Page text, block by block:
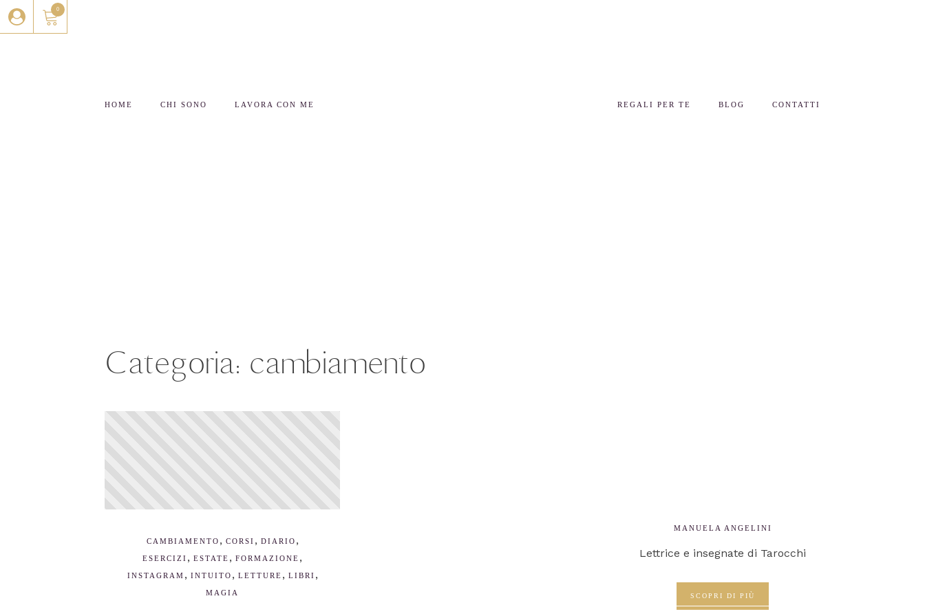
0
HOME CHI SONO LAVORA CON ME REGALI PER TE BLOG CONTATTI
Categoria: cambiamento
CAMBIAMENTO , CORSI , DIARIO ,
ESERCIZI , ESTATE , FORMAZIONE ,
INSTAGRAM , INTUITO , LETTURE , LIBRI ,
MAGIA
MANUELA ANGELINI
Lettrice e insegnate di Tarocchi
SCOPRI DI PIÙ